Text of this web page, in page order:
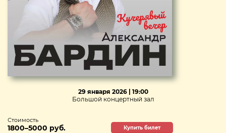
29 января 2026 | 19:00
Большой концертный зал
Стоимость
1800–5000 руб. Купить билет